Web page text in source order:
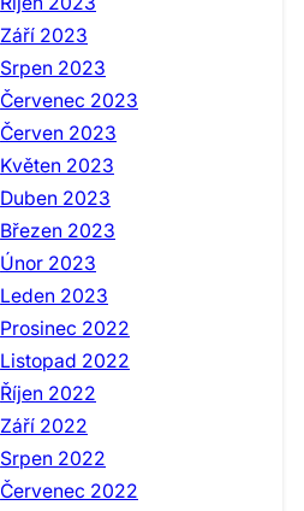
Září 2023
Srpen 2023
Červenec 2023
Červen 2023
Květen 2023
Duben 2023
Březen 2023
Únor 2023
Leden 2023
Prosinec 2022
Listopad 2022
Říjen 2022
Září 2022
Srpen 2022
Červenec 2022